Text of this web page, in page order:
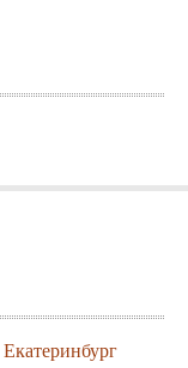
Екатеринбург